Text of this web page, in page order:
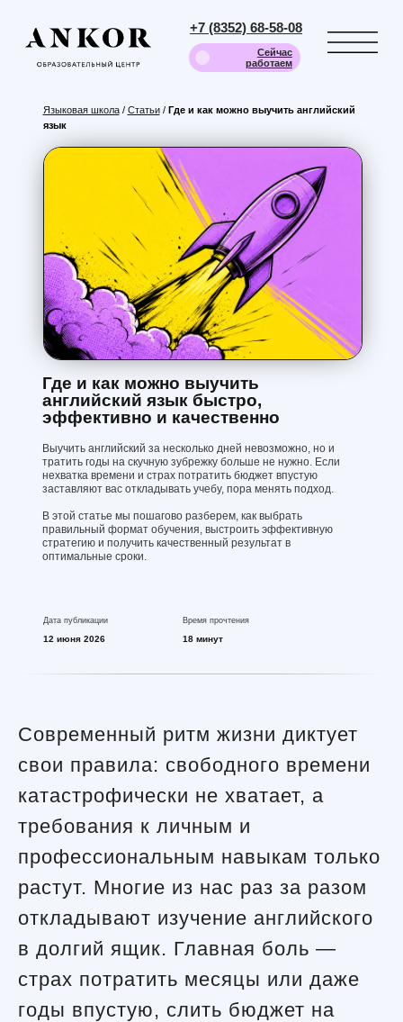
работаем
Языковая школа/ Статьи/ Где и как можно выучить английский
язык
Где и как можно выучить
английский язык быстро,
эффективно и качественно
Выучить английский за несколько дней невозможно, но и
тратить годы на скучную зубрежку больше не нужно. Если
нехватка времени и страх потратить бюджет впустую
заставляют вас откладывать учебу, пора менять подход.
В этой статье мы пошагово разберем, как выбрать
правильный формат обучения, выстроить эффективную
стратегию и получить качественный результат в
оптимальные сроки.
Дата публикации
12 июня 2026
Время прочтения
18 минут
Современный ритм жизни диктует
свои правила: свободного времени
катастрофически не хватает, а
требования к личным и
профессиональным навыкам только
растут. Многие из нас раз за разом
откладывают изучение английского
в долгий ящик. Главная боль —
страх потратить месяцы или даже
годы впустую, слить бюджет на